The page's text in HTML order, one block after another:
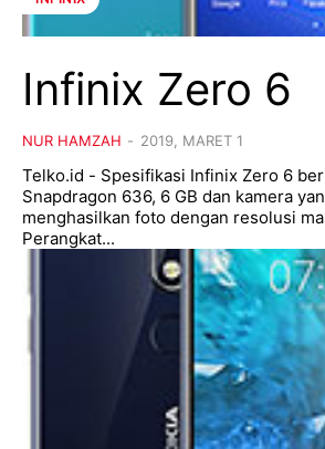
Infinix Zero 6
NUR HAMZAH - 2019, MARET 1
Telko.id - Spesifikasi Infinix Zero 6
Snapdragon 636, 6 GB dan kamera
menghasilkan foto dengan resolusi
Perangkat...